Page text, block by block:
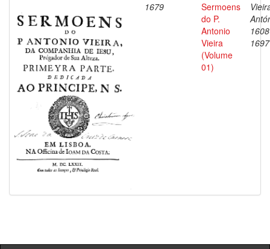
1679
Sermoens
do P.
Antonio
Vieira
(Volume
01)
1697